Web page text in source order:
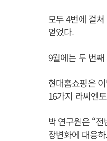
모두 4번에 걸
얻었다.
9월에는 두 번
현대홈쇼핑은
16가지 라씨엔
박 연구원은 “
장변화에 대응